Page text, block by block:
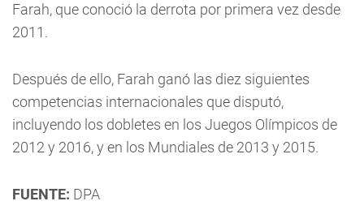
Farah, que conoció la derrota por primera vez desde
2011.
Después de ello, Farah ganó las diez siguientes
competencias internacionales que disputó,
incluyendo los dobletes en los Juegos Olímpicos de
2012 y 2016, y en los Mundiales de 2013 y 2015.
FUENTE: DPA